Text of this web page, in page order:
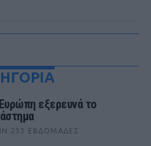
εξερευνά το
233 ΕΒΔΟΜΆΔΕΣ